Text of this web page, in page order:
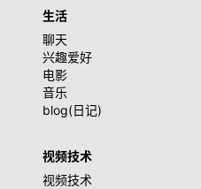
生活
聊天
兴趣爱好
电影
音乐
blog(日记)
视频技术
视频技术